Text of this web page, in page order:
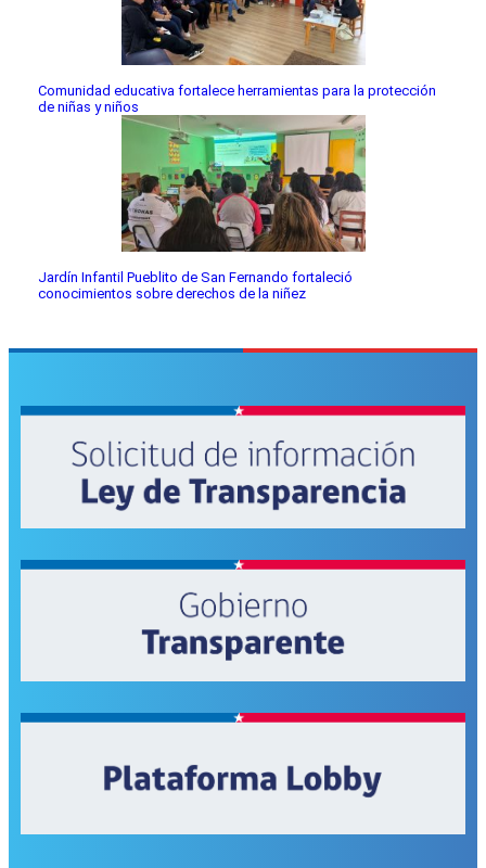
Comunidad educativa fortalece herramientas para la protección
de niñas y niños
Jardín Infantil Pueblito de San Fernando fortaleció
conocimientos sobre derechos de la niñez